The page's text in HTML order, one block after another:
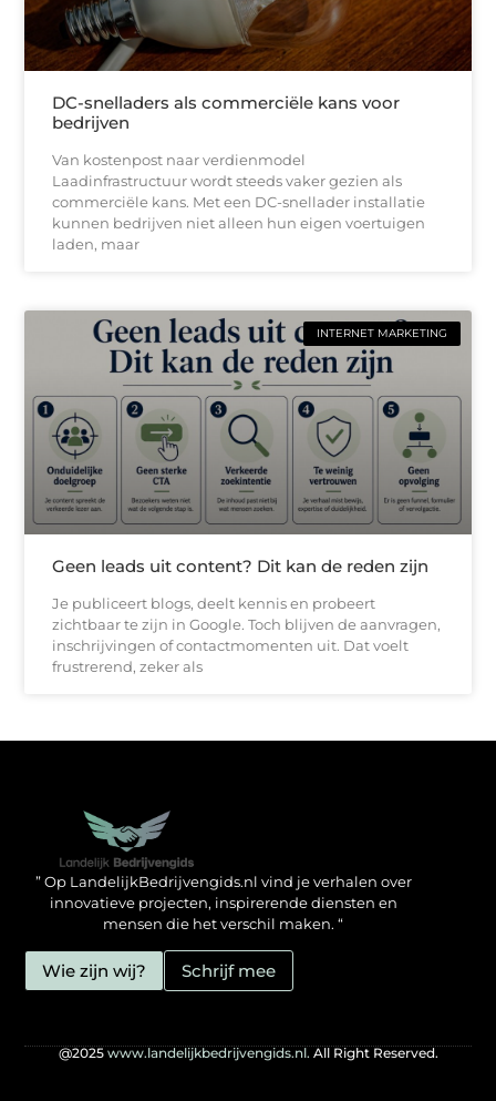
DC-snelladers als commerciële kans voor
bedrijven
Van kostenpost naar verdienmodel
Laadinfrastructuur wordt steeds vaker gezien als
commerciële kans. Met een DC-snellader installatie
kunnen bedrijven niet alleen hun eigen voertuigen
laden, maar
INTERNET MARKETING
Geen leads uit content? Dit kan de reden zijn
Je publiceert blogs, deelt kennis en probeert
zichtbaar te zijn in Google. Toch blijven de aanvragen,
inschrijvingen of contactmomenten uit. Dat voelt
frustrerend, zeker als
” Op LandelijkBedrijvengids.nl vind je verhalen over
innovatieve projecten, inspirerende diensten en
mensen die het verschil maken. “
Wie zijn wij? Schrijf mee
@2025www.landelijkbedrijvengids.nl.All Right Reserved.